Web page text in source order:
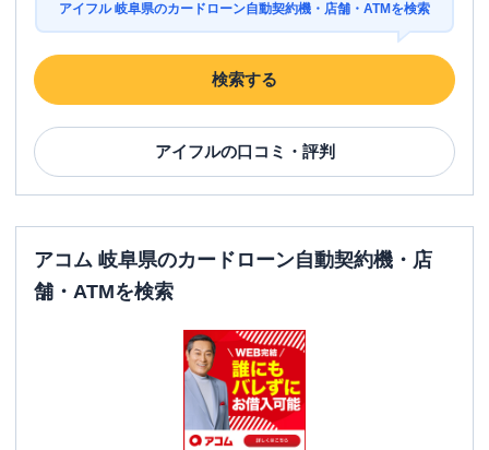
アイフル 岐阜県のカードローン自動契約機・店舗・ATMを検索
検索する
アイフルの口コミ・評判
アコム 岐阜県のカードローン自動契約機・店
舗・ATMを検索